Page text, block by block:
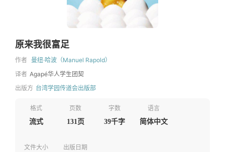
原来我很富足
作者 曼纽·哈波（Manuel Rapold）
译者 Agapé华人学生团契
出版方 台湾学园传道会出版部
格式
流式
页数
131页
字数
39千字
语言
简体中文
文件大小 出版日期